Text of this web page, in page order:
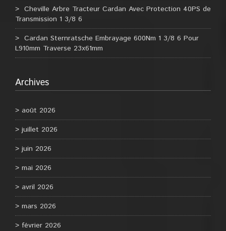
Cheville Arbre Tracteur Cardan Avec Protection 40PS de
Transmission 1 3/8 6
Cardan Sternratsche Embrayage 600Nm 1 3/8 6 Pour
L910mm Traverse 23x61mm
Archives
août 2026
juillet 2026
juin 2026
mai 2026
avril 2026
mars 2026
février 2026